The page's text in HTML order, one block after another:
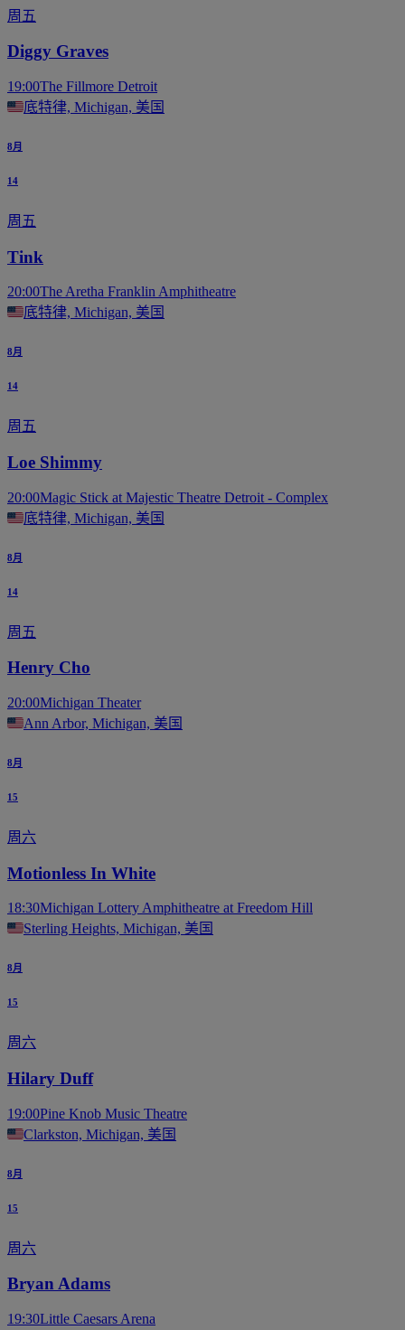
周五
Diggy Graves
19:00The Fillmore Detroit
底特律, Michigan, 美国
8月
14
周五
Tink
20:00The Aretha Franklin Amphitheatre
底特律, Michigan, 美国
8月
14
周五
Loe Shimmy
20:00Magic Stick at Majestic Theatre Detroit - Complex
底特律, Michigan, 美国
8月
14
周五
Henry Cho
20:00Michigan Theater
Ann Arbor, Michigan, 美国
8月
15
周六
Motionless In White
18:30Michigan Lottery Amphitheatre at Freedom Hill
Sterling Heights, Michigan, 美国
8月
15
周六
Hilary Duff
19:00Pine Knob Music Theatre
Clarkston, Michigan, 美国
8月
15
周六
Bryan Adams
19:30Little Caesars Arena